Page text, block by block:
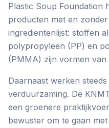
Plastic Soup Foundation
producten met en
ingredientenlijst: stoffen
polypropyleen (PP) en
(PMMA) zijn vormen van
Daarnaast werken
verduurzaming. De
een groenere
bewuster om te gaan